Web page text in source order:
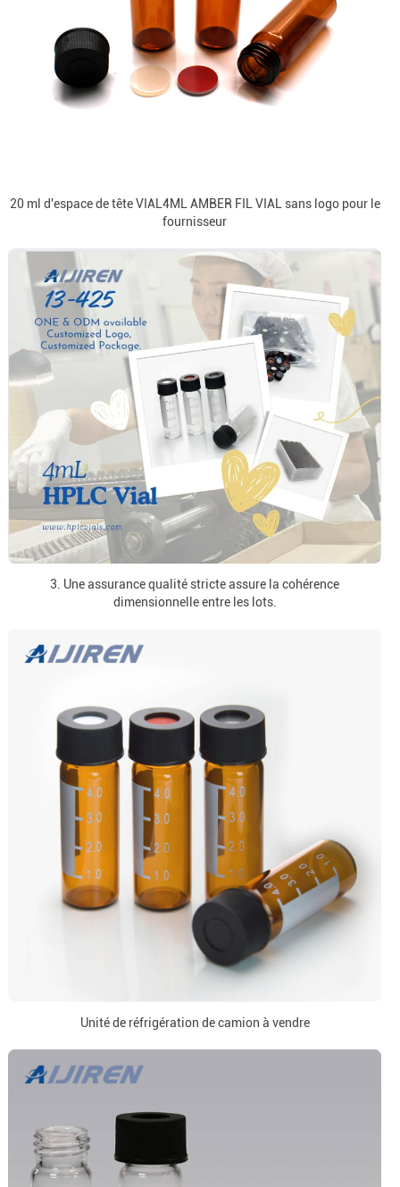
20 ml d'espace de tête VIAL4ML AMBER FIL VIAL sans logo pour le
fournisseur
3. Une assurance qualité stricte assure la cohérence
dimensionnelle entre les lots.
Unité de réfrigération de camion à vendre